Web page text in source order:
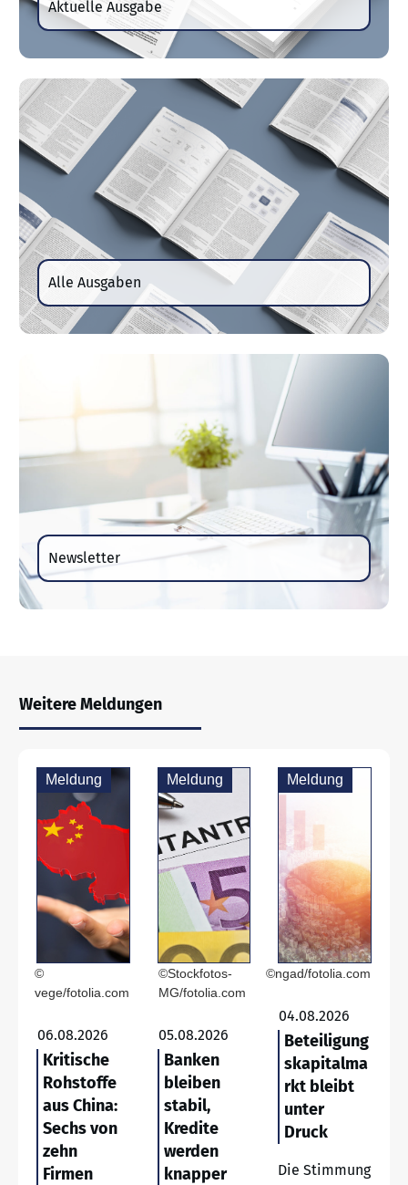
Aktuelle Ausgabe
Alle Ausgaben
Newsletter
Weitere Meldungen
Meldung
©
vege/fotolia.com
06.08.2026
Kritische
Rohstoffe
aus China:
Sechs von
zehn
Firmen
Meldung
©Stockfotos-
MG/fotolia.com
05.08.2026
Banken
bleiben
stabil,
Kredite
werden
knapper
Meldung
©ngad/fotolia.com
04.08.2026
Beteiligung
skapitalma
rkt bleibt
unter
Druck
Die Stimmung